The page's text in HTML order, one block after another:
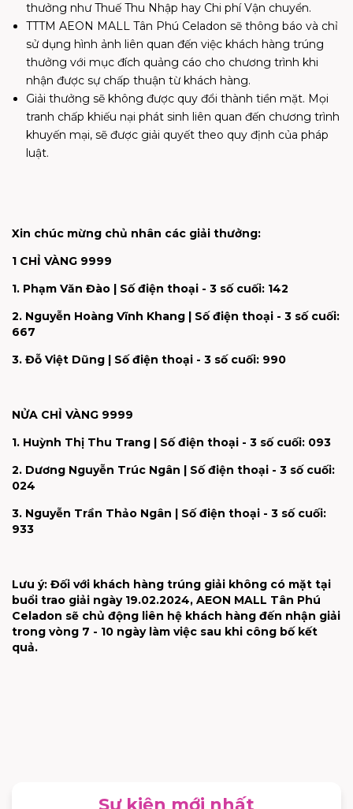
thưởng như Thuế Thu Nhập hay Chi phí Vận chuyển.
TTTM AEON MALL Tân Phú Celadon sẽ thông báo và chỉ
sử dụng hình ảnh liên quan đến việc khách hàng trúng
thưởng với mục đích quảng cáo cho chương trình khi
nhận được sự chấp thuận từ khách hàng.
Giải thưởng sẽ không được quy đổi thành tiền mặt. Mọi
tranh chấp khiếu nại phát sinh liên quan đến chương trình
khuyến mại, sẽ được giải quyết theo quy định của pháp
luật.
Xin chúc mừng chủ nhân các giải thưởng:
1 CHỈ VÀNG 9999
1. Phạm Văn Đào | Số điện thoại - 3 số cuối: 142​
2. Nguyễn Hoàng Vĩnh Khang​ | Số điện thoại - 3 số cuối:
667​
3. Đỗ Việt Dũng​ | Số điện thoại - 3 số cuối: 990​
NỬA CHỈ VÀNG 9999
1. Huỳnh Thị Thu Trang​ | Số điện thoại - 3 số cuối: 093​
2. Dương Nguyễn Trúc Ngân​ | Số điện thoại - 3 số cuối:
024​
3. Nguyễn Trần Thảo Ngân​ | Số điện thoại - 3 số cuối:
933​
Lưu ý: Đối với khách hàng trúng giải không có mặt tại
buổi trao giải ngày 19.02.2024, AEON MALL Tân Phú
Celadon sẽ chủ động liên hệ khách hàng đến nhận giải
trong vòng 7 - 10 ngày làm việc sau khi công bố kết
quả.